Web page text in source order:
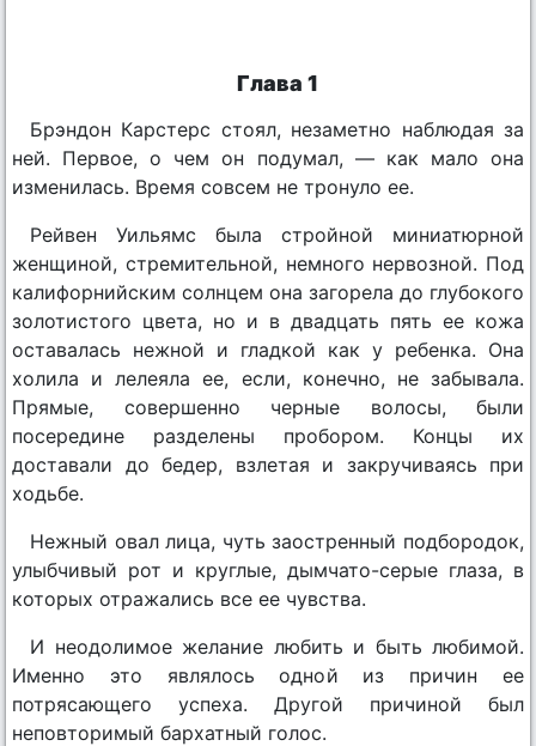
Глава 1
Брэндон Карстерс стоял, незаметно наблюдая за
ней. Первое, о чем он подумал, — как мало она
изменилась. Время совсем не тронуло ее.
Рейвен Уильямс была стройной миниатюрной
женщиной, стремительной, немного нервозной. Под
калифорнийским солнцем она загорела до глубокого
золотистого цвета, но и в двадцать пять ее кожа
оставалась нежной и гладкой как у ребенка. Она
холила и лелеяла ее, если, конечно, не забывала.
Прямые, совершенно черные волосы, были
посередине разделены пробором. Концы их
доставали до бедер, взлетая и закручиваясь при
ходьбе.
Нежный овал лица, чуть заостренный подбородок,
улыбчивый рот и круглые, дымчато-серые глаза, в
которых отражались все ее чувства.
И неодолимое желание любить и быть любимой.
Именно это являлось одной из причин ее
потрясающего успеха. Другой причиной был
неповторимый бархатный голос.